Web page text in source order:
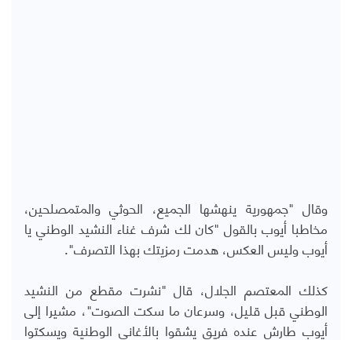
وقال "جمهورية ينهشها الجميع، الحوثي والمتمصلحين،
مخاطبا أيوب بالقول "كان لك شرف غناء النشيد الوطني يا
أيوب وليس العكس، هدمت رمزيتك بهذا التصرف".
كذلك المعتصم الجلال، قال "نشرت مقطع من النشيد
الوطني قبل قليل، وسرعان ما سكت الصوت"، مشيرا إلى
أيوب طارش عنده فريق يشقوا بالأغاني الوطنية ويسكتوا